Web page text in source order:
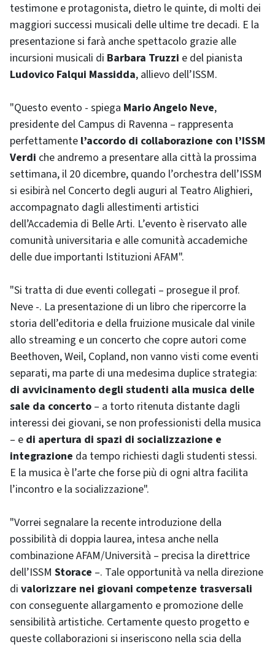
testimone e protagonista, dietro le quinte, di molti dei
maggiori successi musicali delle ultime tre decadi. E la
presentazione si farà anche spettacolo grazie alle
incursioni musicali di Barbara Truzzi e del pianista
Ludovico Falqui Massidda, allievo dell’ISSM.
"Questo evento - spiega Mario Angelo Neve,
presidente del Campus di Ravenna – rappresenta
perfettamente l’accordo di collaborazione con l’ISSM
Verdi che andremo a presentare alla città la prossima
settimana, il 20 dicembre, quando l’orchestra dell’ISSM
si esibirà nel Concerto degli auguri al Teatro Alighieri,
accompagnato dagli allestimenti artistici
dell’Accademia di Belle Arti. L’evento è riservato alle
comunità universitaria e alle comunità accademiche
delle due importanti Istituzioni AFAM".
"Si tratta di due eventi collegati – prosegue il prof.
Neve -. La presentazione di un libro che ripercorre la
storia dell’editoria e della fruizione musicale dal vinile
allo streaming e un concerto che copre autori come
Beethoven, Weil, Copland, non vanno visti come eventi
separati, ma parte di una medesima duplice strategia:
di avvicinamento degli studenti alla musica delle
sale da concerto – a torto ritenuta distante dagli
interessi dei giovani, se non professionisti della musica
– e di apertura di spazi di socializzazione e
integrazione da tempo richiesti dagli studenti stessi.
E la musica è l’arte che forse più di ogni altra facilita
l’incontro e la socializzazione".
"Vorrei segnalare la recente introduzione della
possibilità di doppia laurea, intesa anche nella
combinazione AFAM/Università – precisa la direttrice
dell’ISSM Storace –. Tale opportunità va nella direzione
di valorizzare nei giovani competenze trasversali
con conseguente allargamento e promozione delle
sensibilità artistiche. Certamente questo progetto e
queste collaborazioni si inseriscono nella scia della